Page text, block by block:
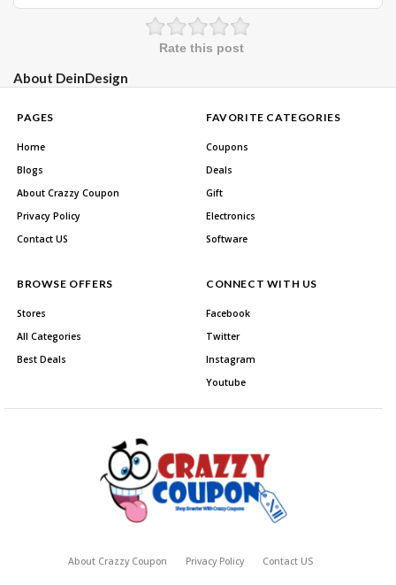
Rate this post
About DeinDesign
PAGES
Home
Blogs
About Crazzy Coupon
Privacy Policy
Contact US
FAVORITE CATEGORIES
Coupons
Deals
Gift
Electronics
Software
BROWSE OFFERS
Stores
All Categories
Best Deals
CONNECT WITH US
Facebook
Twitter
Instagram
Youtube
About Crazzy Coupon Privacy Policy Contact US